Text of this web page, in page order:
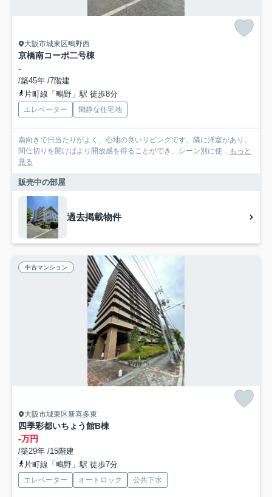
大阪市城東区鴫野西
京橋南コーポ二号棟
-
/築45年 /7階建
片町線「鴫野」駅 徒歩8分
エレベーター 閑静な住宅地
南向きで日当たりがよく、心地の良いリビングです。隣に洋室があり、
間仕切りを開けばより開放感を得ることができ、シーン別に使...
もっと
見る
販売中の部屋
過去掲載物件
中古マンション
大阪市城東区新喜多東
四季彩都いちょう館B棟
-万円
/築29年 /15階建
片町線「鴫野」駅 徒歩7分
エレベーター オートロック 公共下水